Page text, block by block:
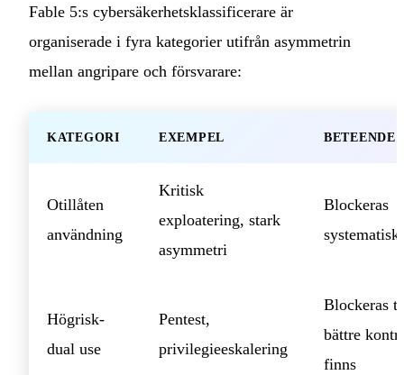
Fable 5:s cybersäkerhetsklassificerare är
organiserade i fyra kategorier utifrån asymmetrin
mellan angripare och försvarare:
KATEGORI EXEMPEL BETEENDE
Otillåten
användning
Kritisk
exploatering, stark
asymmetri
Blockeras
systematiskt
Högrisk-
dual use
Pentest,
privilegieeskalering
Blockeras
bättre
finns